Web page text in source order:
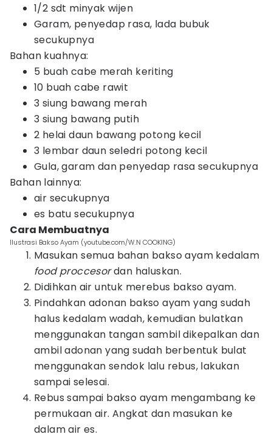
1/2 sdt minyak wijen
Garam, penyedap rasa, lada bubuk
secukupnya
Bahan kuahnya:
5 buah cabe merah keriting
10 buah cabe rawit
3 siung bawang merah
3 siung bawang putih
2 helai daun bawang potong kecil
3 lembar daun seledri potong kecil
Gula, garam dan penyedap rasa secukupnya
Bahan lainnya:
air secukupnya
es batu secukupnya
Cara Membuatnya
Ilustrasi Bakso Ayam (youtube.com/W.N COOKING)
Masukan semua bahan bakso ayam kedalam
food proccesordan haluskan.
Didihkan air untuk merebus bakso ayam.
Pindahkan adonan bakso ayam yang sudah
halus kedalam wadah, kemudian bulatkan
menggunakan tangan sambil dikepalkan dan
ambil adonan yang sudah berbentuk bulat
menggunakan sendok lalu rebus, lakukan
sampai selesai.
Rebus sampai bakso ayam mengambang ke
permukaan air. Angkat dan masukan ke
dalam air es.